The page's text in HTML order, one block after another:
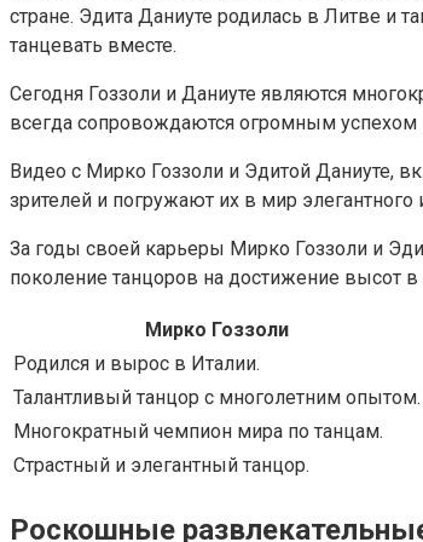
стране. Эдита Даниуте родилась в Литве и
танцевать вместе.
Сегодня Гоззоли и Даниуте являются
всегда сопровождаются огромным успехом
Видео с Мирко Гоззоли и Эдитой Даниуте,
зрителей и погружают их в мир элегантного
За годы своей карьеры Мирко Гоззоли и
поколение танцоров на достижение высот в
Мирко Гоззоли
Родился и вырос в Италии.
Талантливый танцор с многолетним опытом.
Многократный чемпион мира по танцам.
Страстный и элегантный танцор.
Роскошные